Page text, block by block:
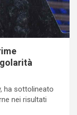
ha sottolineato
nei risultati